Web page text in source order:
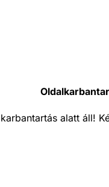
alatt áll!